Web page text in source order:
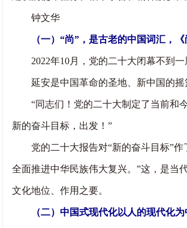
钟文华
（一）“尚”，是古老的中国词汇，
2022年10月，党的二十大闭幕不到一
延安是中国革命的圣地、新中国的摇
“同志们！党的二十大制定了当前和今
新的奋斗目标，出发！”
党的二十大报告对“新的奋斗目标”作
全面推进中华民族伟大复兴。”这，是当
文化地位、作用之要。
（二）中国式现代化以人的现代化